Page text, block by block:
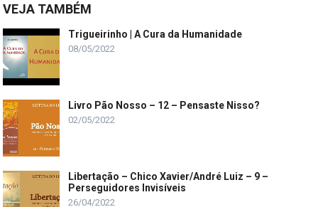
VEJA TAMBÉM
Trigueirinho | A Cura da Humanidade
08/05/2022
Livro Pão Nosso – 12 – Pensaste Nisso?
02/05/2022
Libertação – Chico Xavier/André Luiz – 9 –
Perseguidores Invisíveis
26/04/2022